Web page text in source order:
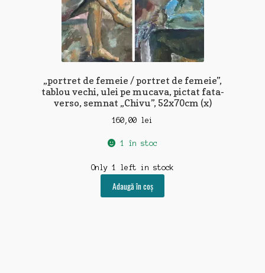
„portret de femeie / portret de femeie”,
tablou vechi, ulei pe mucava, pictat fata-
verso, semnat „Chivu”, 52x70cm (x)
160,00 lei
1 în stoc
Only 1 left in stock
Adaugă în coș